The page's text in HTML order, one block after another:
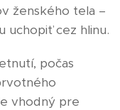
ženského tela –
uchopiť cez hlinu.
počas
vhodný pre